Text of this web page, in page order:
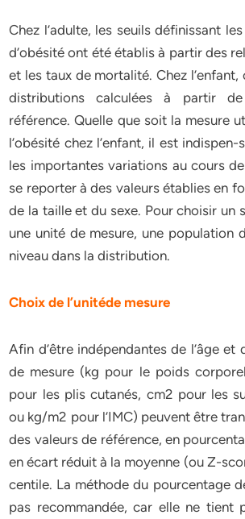
Chez l’adulte, les seuils définissant
d’obésité ont été établis à partir des
et les taux de mortalité. Chez l’enfant,
distributions calculées à partir
référence. Quelle que soit la mesure
l’obésité chez l’enfant, il est
les importantes variations au cours
se reporter à des valeurs établies en
de la taille et du sexe. Pour choisir un
une unité de mesure, une population
niveau dans la distribution.
Choix de l’unitéde mesure
Afin d’être indépendantes de l’âge et
de mesure (kg pour le poids
pour les plis cutanés, cm2 pour les
ou kg/m2 pour l’IMC) peuvent être
des valeurs de référence, en
en écart réduit à la moyenne (ou Z-
centile. La méthode du pourcentage
pas recommandée, car elle ne tient